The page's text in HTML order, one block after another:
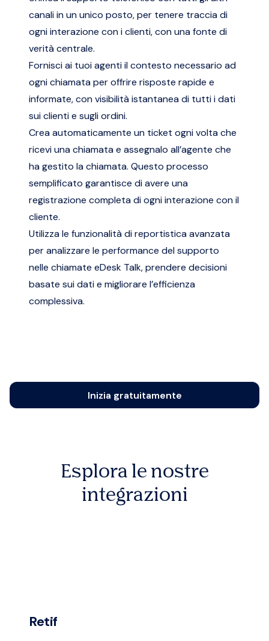
canali in un unico posto, per tenere traccia di
ogni interazione con i clienti, con una fonte di
verità centrale.
Fornisci ai tuoi agenti il contesto necessario ad
ogni chiamata per offrire risposte rapide e
informate, con visibilità istantanea di tutti i dati
sui clienti e sugli ordini.
Crea automaticamente un ticket ogni volta che
ricevi una chiamata e assegnalo all’agente che
ha gestito la chiamata. Questo processo
semplificato garantisce di avere una
registrazione completa di ogni interazione con il
cliente.
Utilizza le funzionalità di reportistica avanzata
per analizzare le performance del supporto
nelle chiamate eDesk Talk, prendere decisioni
basate sui dati e migliorare l’efficienza
complessiva.
Inizia gratuitamente
Esplora le nostre
integrazioni
Retif